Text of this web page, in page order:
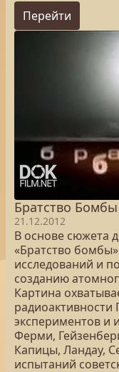
Перейти
Братство Бомбы
21.12.2012
В основе сюжета
«Братство
исследований и
созданию
Картина
экспериментов и
Ферми,
Капицы, Ландау,
испытаний